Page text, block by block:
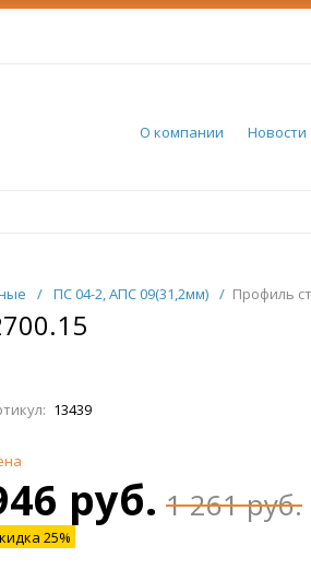
О компании Новости
/ ПС 04-2, АПС 09(31,2мм) / Профиль
13439
руб. 1 261 руб.
25%